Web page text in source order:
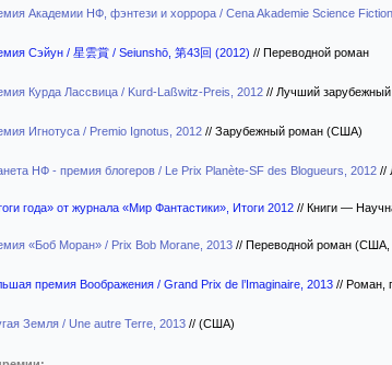
Академии НФ, фэнтези и хоррора / Cena Akademie Science
Сэйун / 星雲賞 / Seiunshō, 第43回 (2012) // Переводной роман
Курда Лассвица / Kurd-Laßwitz-Preis, 2012 // Лучший
Игнотуса / Premio Ignotus, 2012 // Зарубежный роман (США)
НФ - премия блогеров / Le Prix Planète-SF des Blogueurs, 2012 //
года» от журнала «Мир Фантастики», Итоги 2012 // Книги —
«Боб Моран» / Prix Bob Morane, 2013 // Переводной роман (США,
премия Воображения / Grand Prix de l’Imaginaire, 2013 // Роман,
Земля / Une autre Terre, 2013 // (США)